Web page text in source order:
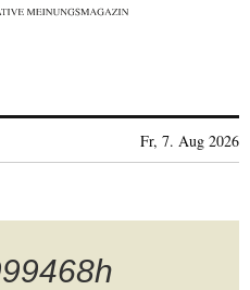
Fr, 7. Aug 2026